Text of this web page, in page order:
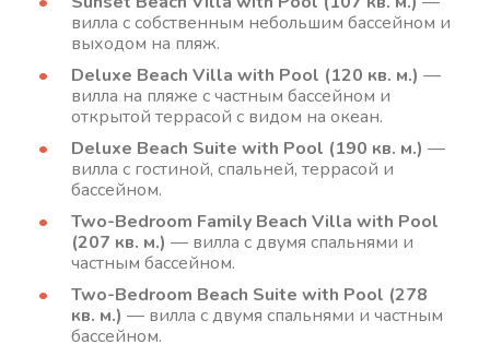
вилла с собственным небольшим бассейном и
выходом на пляж.
Deluxe Beach Villa with Pool (120 кв. м.) —
вилла на пляже с частным бассейном и
открытой террасой с видом на океан.
Deluxe Beach Suite with Pool (190 кв. м.) —
вилла с гостиной, спальней, террасой и
бассейном.
Two-Bedroom Family Beach Villa with Pool
(207 кв. м.) — вилла с двумя спальнями и
частным бассейном.
Two-Bedroom Beach Suite with Pool (278
кв. м.) — вилла с двумя спальнями и частным
бассейном.